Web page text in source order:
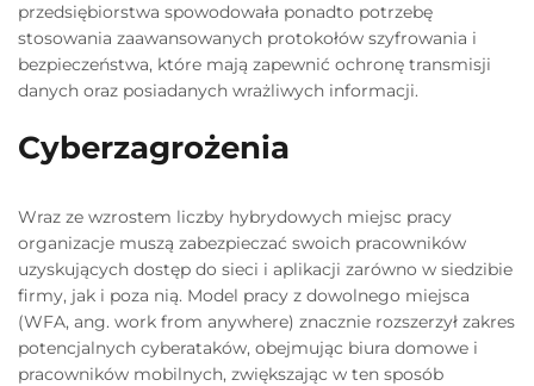
przedsiębiorstwa spowodowała ponadto potrzebę
stosowania zaawansowanych protokołów szyfrowania i
bezpieczeństwa, które mają zapewnić ochronę transmisji
danych oraz posiadanych wrażliwych informacji.
Cyberzagrożenia
Wraz ze wzrostem liczby hybrydowych miejsc pracy
organizacje muszą zabezpieczać swoich pracowników
uzyskujących dostęp do sieci i aplikacji zarówno w siedzibie
firmy, jak i poza nią. Model pracy z dowolnego miejsca
(WFA, ang. work from anywhere) znacznie rozszerzył zakres
potencjalnych cyberataków, obejmując biura domowe i
pracowników mobilnych, zwiększając w ten sposób